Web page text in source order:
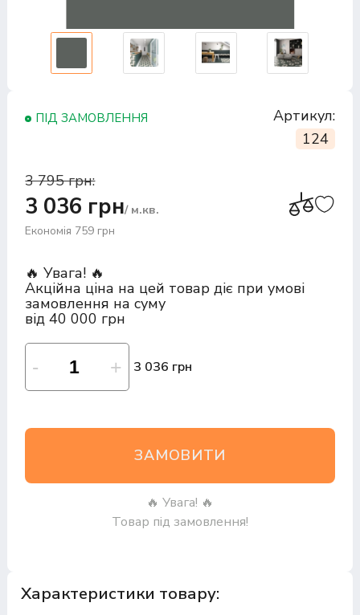
ПІД ЗАМОВЛЕННЯ
Артикул:
124
3 795 грн:
3 036 грн/ м.кв.
Економія 759 грн
🔥 Увага! 🔥
Акційна ціна на цей товар діє при умові
замовлення на суму
від 40 000 грн
3 036 грн
ЗАМОВИТИ
🔥 Увага! 🔥
Товар під замовлення!
Характеристики товару: